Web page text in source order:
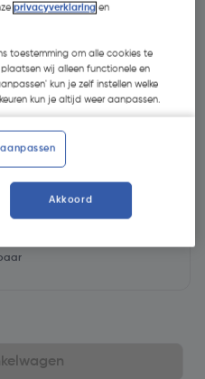
€ 2,50/L
en haal binnen 10
privacyverklaring en
toestemming om alle cookies te
wij alleen functionele en
kun je zelf instellen welke
kun je altijd weer aanpassen.
Akkoord